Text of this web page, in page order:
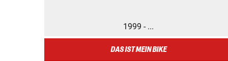
1999 - ...
DAS IST MEIN BIKE